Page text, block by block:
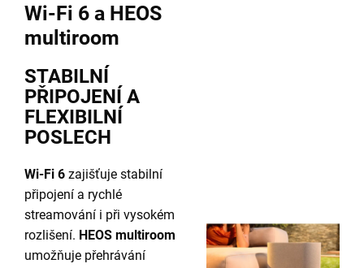
Wi-Fi 6 a HEOS
multiroom
STABILNÍ
PŘIPOJENÍ A
FLEXIBILNÍ
POSLECH
Wi-Fi 6 zajišťuje stabilní
připojení a rychlé
streamování i při vysokém
rozlišení. HEOS multiroom
umožňuje přehrávání